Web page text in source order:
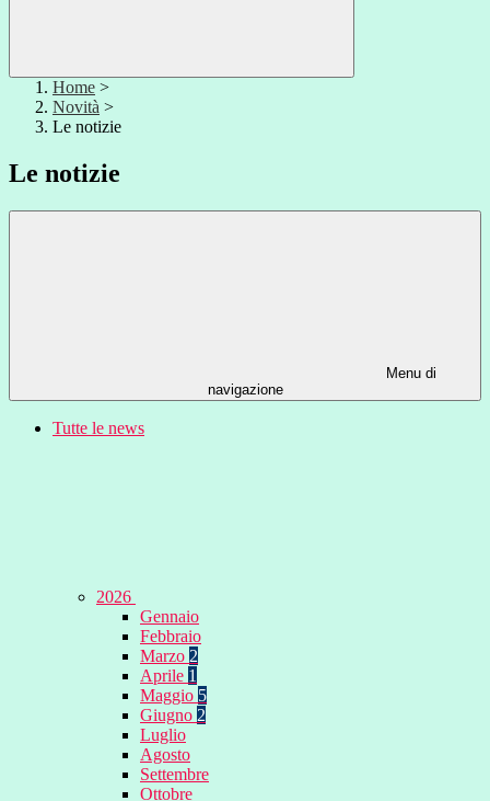
Home >
Novità >
Le notizie
Le notizie
Menu di
navigazione
Tutte le news
2026
Gennaio
Febbraio
Marzo 2
Aprile 1
Maggio 5
Giugno 2
Luglio
Agosto
Settembre
Ottobre